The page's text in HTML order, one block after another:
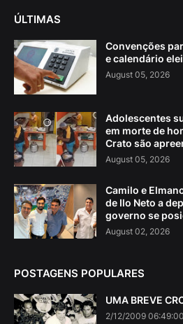
ÚLTIMAS
Convenções
e calendário
August 05, 2026
Adolescentes
em morte de
Crato são
August 05, 2026
Camilo e
de Ilo Neto a
governo se
August 02, 2026
POSTAGENS POPULARES
UMA BREVE
2/12/2009